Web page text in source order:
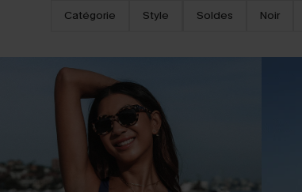
Catégorie Style Soldes Noir